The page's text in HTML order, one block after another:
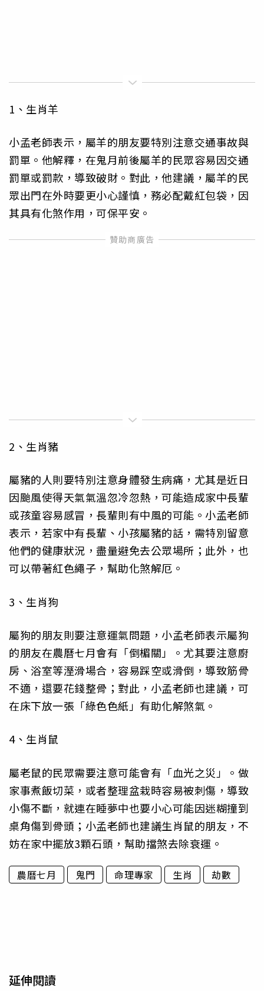
1、生肖羊
小孟老師表示，屬羊的朋友要特別注意交通事故與
罰單。他解釋，在鬼月前後屬羊的民眾容易因交通
罰單或罰款，導致破財。對此，他建議，屬羊的民
眾出門在外時要更小心謹慎，務必配戴紅包袋，因
其具有化煞作用，可保平安。
2、生肖豬
屬豬的人則要特別注意身體發生病痛，尤其是近日
因颱風使得天氣氣溫忽冷忽熱，可能造成家中長輩
或孩童容易感冒，長輩則有中風的可能。小孟老師
表示，若家中有長輩、小孩屬豬的話，需特別留意
他們的健康狀況，盡量避免去公眾場所；此外，也
可以帶著紅色繩子，幫助化煞解厄。
3、生肖狗
屬狗的朋友則要注意運氣問題，小孟老師表示屬狗
的朋友在農曆七月會有「倒楣關」。尤其要注意廚
房、浴室等溼滑場合，容易踩空或滑倒，導致筋骨
不適，還要花錢整骨；對此，小孟老師也建議，可
在床下放一張「綠色色紙」有助化解煞氣。
4、生肖鼠
屬老鼠的民眾需要注意可能會有「血光之災」。做
家事煮飯切菜，或者整理盆栽時容易被刺傷，導致
小傷不斷，就連在睡夢中也要小心可能因迷糊撞到
桌角傷到骨頭；小孟老師也建議生肖鼠的朋友，不
妨在家中擺放3顆石頭，幫助擋煞去除衰運。
農曆七月 鬼門 命理專家 生肖 劫數
延伸閱讀